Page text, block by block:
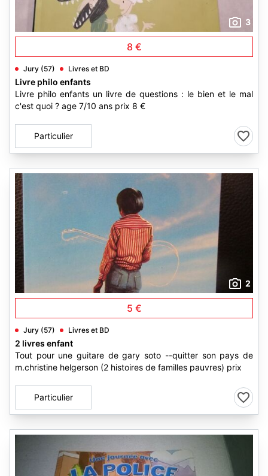
3
8 €
Jury (57) Livres et BD
Livre philo enfants
Livre philo enfants un livre de questions : le bien et le mal
c'est quoi ? age 7/10 ans prix 8 €
Particulier
2
5 €
Jury (57) Livres et BD
2 livres enfant
Tout pour une guitare de gary soto --quitter son pays de
m.christine helgerson (2 histoires de familles pauvres) prix
Particulier